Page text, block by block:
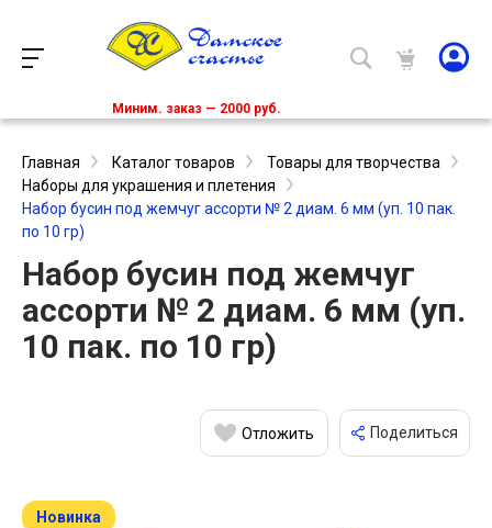
Миним. заказ — 2000 руб.
Главная Каталог товаров
Товары для творчества
Наборы для украшения и плетения
Набор бусин под жемчуг ассорти № 2 диам. 6 мм (уп. 10 пак.
по 10 гр)
Набор бусин под жемчуг
ассорти № 2 диам. 6 мм (уп.
10 пак. по 10 гр)
Отложить Поделиться
Новинка